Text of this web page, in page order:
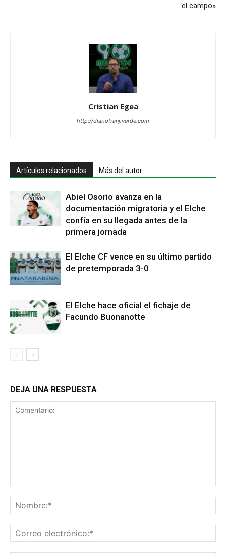
el campo»
Cristian Egea
http://diariofranjiverde.com
Artículos relacionados Más del autor
Abiel Osorio avanza en la
documentación migratoria y el Elche
confía en su llegada antes de la
primera jornada
El Elche CF vence en su último partido
de pretemporada 3-0
El Elche hace oficial el fichaje de
Facundo Buonanotte
DEJA UNA RESPUESTA